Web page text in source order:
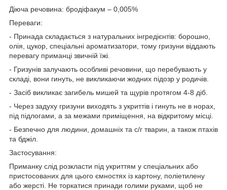
Діюча речовина: бродіфакум – 0,005%
Переваги:
- Принада складається з натуральних інгредієнтів: борошно,
олія, цукор, спеціальні ароматизатори, тому гризуни віддають
перевагу приманці звичній їжі.
- Гризунів залучають особливі речовини, що перебувають у
складі, вони гинуть, не викликаючи жодних підозр у родичів.
- Засіб викликає загибель мишей та щурів протягом 4-8 діб.
- Через задуху гризуни виходять з укриттів і гинуть не в норах,
під підлогами, а за межами приміщення, на відкритому місці.
- Безпечно для людини, домашніх та с/г тварин, а також птахів
та бджіл.
Застосування:
Приманку слід розкласти під укриттям у спеціальних або
пристосованих для цього ємностях із картону, поліетилену
або жерсті. Не торкатися принади голими руками, щоб не